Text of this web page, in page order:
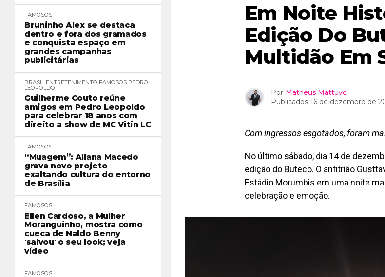
FAMOSOS
Bruninho Alex se destaca
dentro e fora dos gramados
e conquista espaço em
grandes campanhas
publicitárias
BRASIL ENTRETENIMENTO FAMOSOS PEDRO
LEOPOLDO
Guilherme Couto reúne
amigos em Pedro Leopoldo
para celebrar 18 anos com
direito a show de MC Vitin LC
FAMOSOS
“Muagem”: Allana Macedo
grava novo projeto
exaltando cultura do entorno
de Brasília
FAMOSOS
Ellen Cardoso, a Mulher
Moranguinho, mostra como
cueca de Naldo Benny
'salvou' o seu look; veja
vídeo
FAMOSOS
Em Noite
Edição Do
Multidão Em
Por Matheus Mattuvo
Publicados 16 de dezembro de
Com ingressos esgotados, foram
No último sábado, dia 14 de
edição do Buteco. O anfitrião
Estádio Morumbis em uma noite
celebração e emoção.